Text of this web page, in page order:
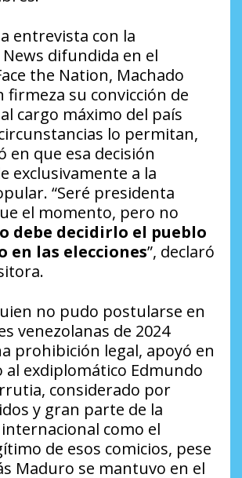
entrevista con la
News difundida en el
the Nation, Machado
firmeza su convicción de
cargo máximo del país
lo permitan,
en que esa decisión
exclusivamente a la
“Seré presidenta
el momento, pero no
debe decidirlo el pueblo
en las elecciones”, declaró
no pudo postularse en
venezolanas de 2024
prohibición legal, apoyó en
al exdiplomático Edmundo
considerado por
y gran parte de la
como el
de esos comicios, pese
Maduro se mantuvo en el